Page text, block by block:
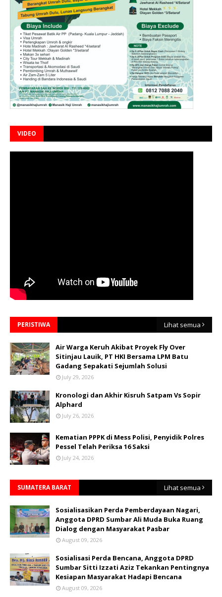
VIDEO
PERISTIWA Lihat semua
Air Warga Keruh Akibat Proyek Fly Over
Sitinjau Lauik, PT HKI Bersama LPM Batu
Gadang Sepakati Sejumlah Solusi
July 29, 2026
Kronologi dan Akhir Kisruh Satpam Vs Sopir
Alphard
July 26, 2026
Kematian PPPK di Mess Polisi, Penyidik Polres
Pessel Telah Periksa 16 Saksi
July 24, 2026
SUMATERA BARAT Lihat semua
Sosialisasikan Perda Pemberdayaan Nagari,
Anggota DPRD Sumbar Ali Muda Buka Ruang
Dialog dengan Masyarakat Pasbar
August 09, 2026
Sosialisasi Perda Bencana, Anggota DPRD
Sumbar Sitti Izzati Aziz Tekankan Pentingnya
Kesiapan Masyarakat Hadapi Bencana
August 09, 2026